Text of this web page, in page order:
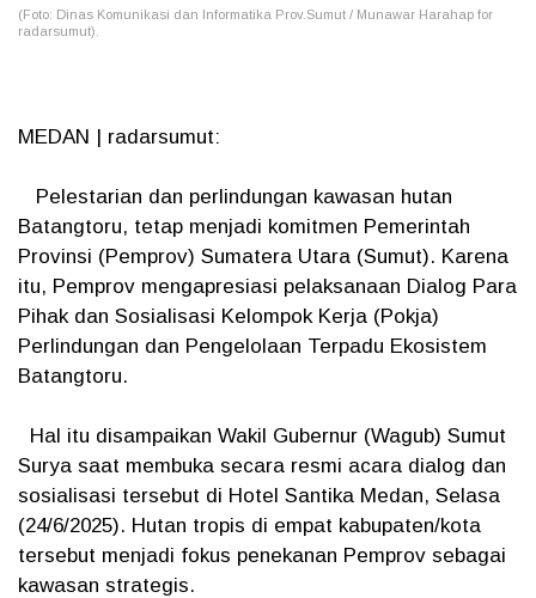
(Foto: Dinas Komunikasi dan Informatika Prov.Sumut / Munawar Harahap for
radarsumut).
MEDAN | radarsumut:
Pelestarian dan perlindungan kawasan hutan
Batangtoru, tetap menjadi komitmen Pemerintah
Provinsi (Pemprov) Sumatera Utara (Sumut). Karena
itu, Pemprov mengapresiasi pelaksanaan Dialog Para
Pihak dan Sosialisasi Kelompok Kerja (Pokja)
Perlindungan dan Pengelolaan Terpadu Ekosistem
Batangtoru.
Hal itu disampaikan Wakil Gubernur (Wagub) Sumut
Surya saat membuka secara resmi acara dialog dan
sosialisasi tersebut di Hotel Santika Medan, Selasa
(24/6/2025). Hutan tropis di empat kabupaten/kota
tersebut menjadi fokus penekanan Pemprov sebagai
kawasan strategis.